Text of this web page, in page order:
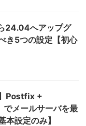
24.04へアップグ
き5つの設定【初心
Postfix +
メールサーバを最
本設定のみ】